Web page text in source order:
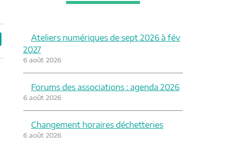
Ateliers numériques de sept 2026 à fév
2027
6 août 2026
Forums des associations : agenda 2026
6 août 2026
Changement horaires déchetteries
6 août 2026